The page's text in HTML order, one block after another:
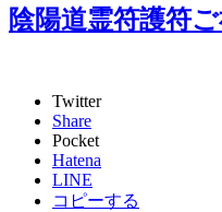
陰陽道霊符護符
Twitter
Share
Pocket
Hatena
LINE
コピーする